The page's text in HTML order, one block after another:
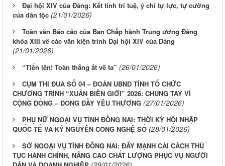
Đại hội XIV của Đảng: Kết tinh trí tuệ, ý chí tự lực, tự cường
của dân tộc (21/01/2026)
Toàn văn Báo cáo của Ban Chấp hành Trung ương Đảng
khóa XIII về các văn kiện trình Đại hội XIV của Đảng
(21/01/2026)
“Tiến lên! Toàn thắng ắt về ta” (26/01/2026)
CỤM THI ĐUA SỐ 04 – ĐOÀN UBND TỈNH TỔ CHỨC
CHƯƠNG TRÌNH “XUÂN BIÊN GIỚI” 2026: CHUNG TAY VÌ
CỘNG ĐỒNG – ĐONG ĐẦY YÊU THƯƠNG (27/01/2026)
PHỤ NỮ NGOẠI VỤ TỈNH ĐỒNG NAI: THỜI KỲ HỘI NHẬP
QUỐC TẾ VÀ KỶ NGUYÊN CÔNG NGHỆ SỐ (28/01/2026)
SỞ NGOẠI VỤ TỈNH ĐỒNG NAI: ĐẨY MẠNH CẢI CÁCH THỦ
TỤC HÀNH CHÍNH, NÂNG CAO CHẤT LƯỢNG PHỤC VỤ NGƯỜI